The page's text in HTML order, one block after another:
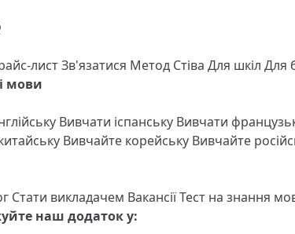
листЗв'язатися Метод Стіва Для шкіл Для
мови
Вивчати іспанську Вивчати
Вивчайте корейську Вивчайте
Стати викладачем ВакансіїТест на знання
наш додаток у: